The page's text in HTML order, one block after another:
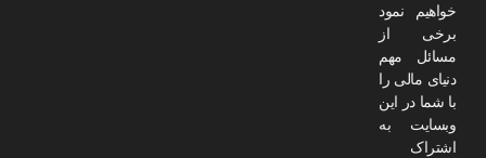
خواهیم نمود
برخی از
مسائل مهم
دنیای مالی را
با شما در این
وبسایت به
اشتراک